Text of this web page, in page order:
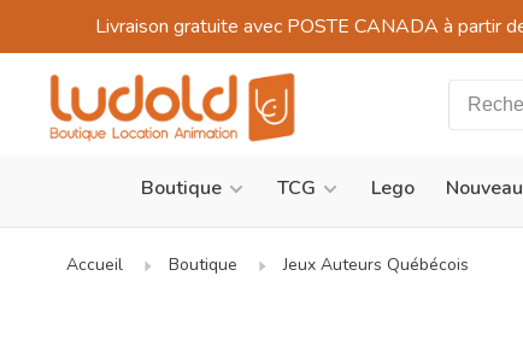
Livraison gratuite avec POSTE CANADA à partir
Boutique TCG Lego
Accueil Boutique Jeux Auteurs Québécois